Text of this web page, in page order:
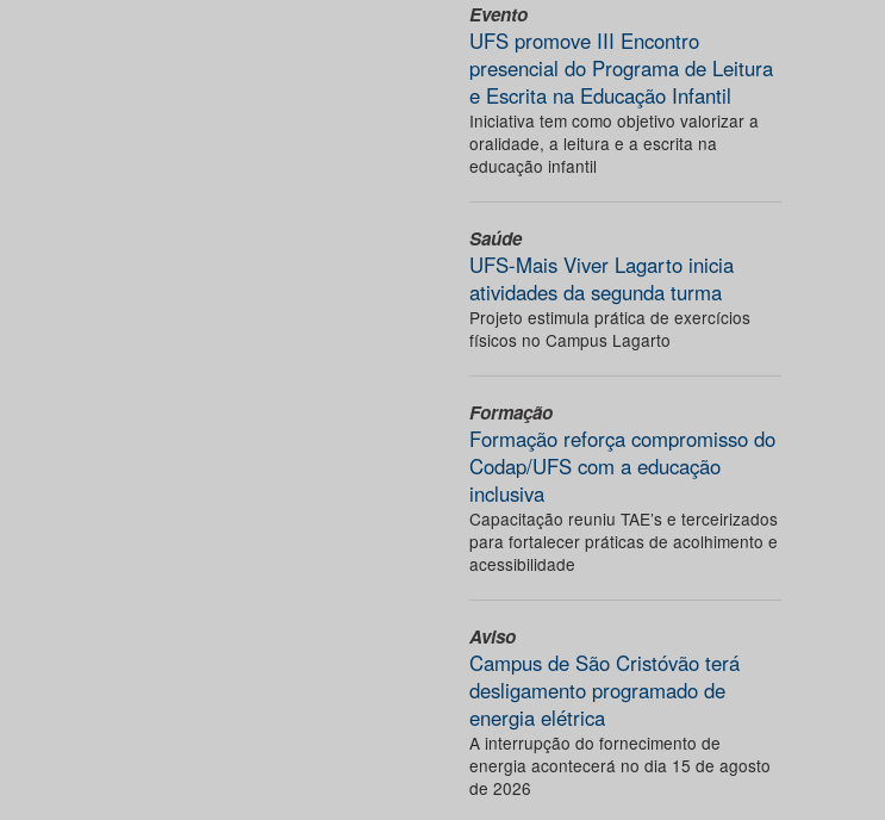
Evento
UFS promove III Encontro
presencial do Programa de Leitura
e Escrita na Educação Infantil
Iniciativa tem como objetivo valorizar a
oralidade, a leitura e a escrita na
educação infantil
Saúde
UFS-Mais Viver Lagarto inicia
atividades da segunda turma
Projeto estimula prática de exercícios
físicos no Campus Lagarto
Formação
Formação reforça compromisso do
Codap/UFS com a educação
inclusiva
Capacitação reuniu TAE’s e terceirizados
para fortalecer práticas de acolhimento e
acessibilidade
Aviso
Campus de São Cristóvão terá
desligamento programado de
energia elétrica
A interrupção do fornecimento de
energia acontecerá no dia 15 de agosto
de 2026